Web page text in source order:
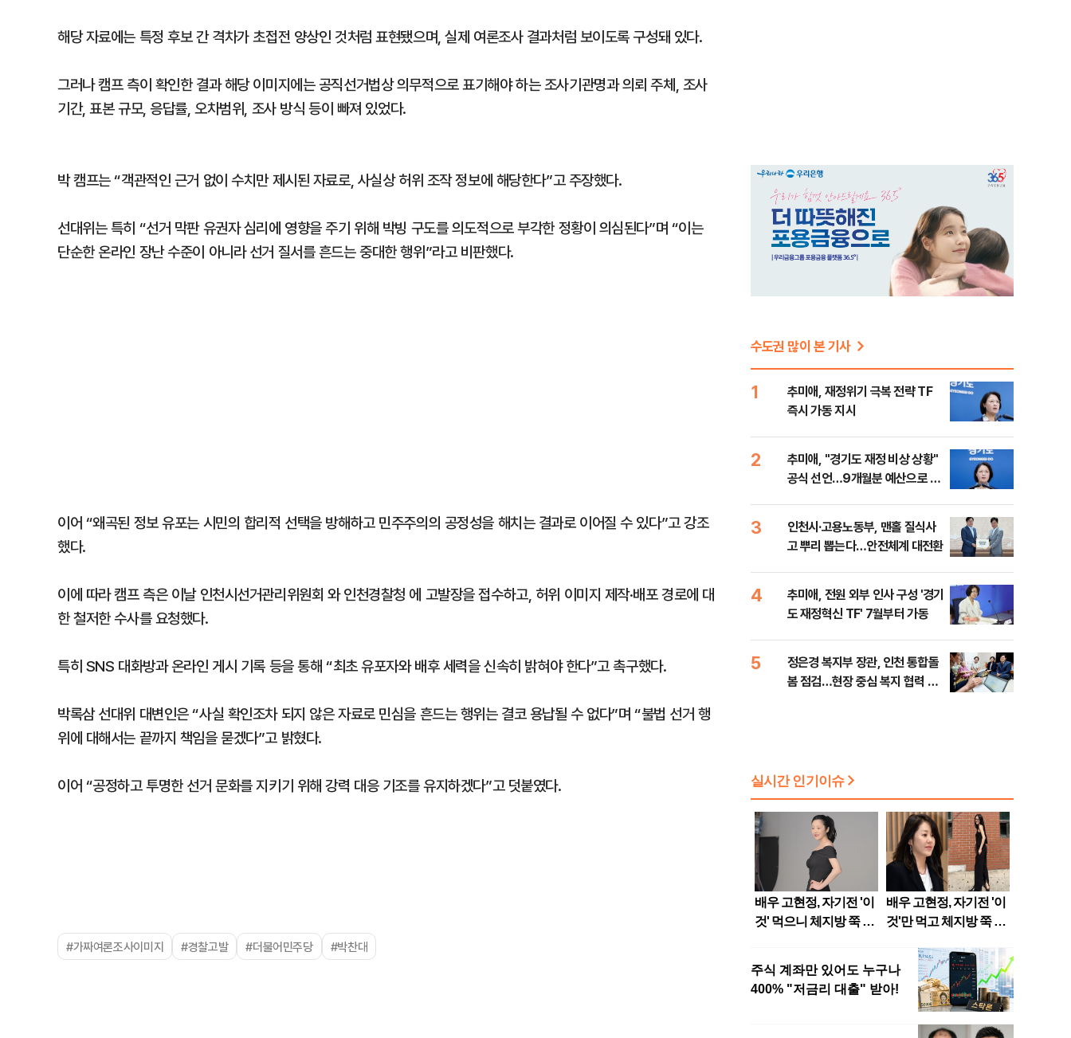
해당 자료에는 특정 후보 간 격차가 초접전 양상인 것처럼 표현됐으며, 실제 여론조사 결과처럼 보이도록 구성돼 있다.
그러나 캠프 측이 확인한 결과 해당 이미지에는 공직선거법상 의무적으로 표기해야 하는 조사기관명과 의뢰 주체, 조사
기간, 표본 규모, 응답률, 오차범위, 조사 방식 등이 빠져 있었다.
박 캠프는 “객관적인 근거 없이 수치만 제시된 자료로, 사실상 허위 조작 정보에 해당한다”고 주장했다.
선대위는 특히 “선거 막판 유권자 심리에 영향을 주기 위해 박빙 구도를 의도적으로 부각한 정황이 의심된다”며 “이는
단순한 온라인 장난 수준이 아니라 선거 질서를 흔드는 중대한 행위”라고 비판했다.
이어 “왜곡된 정보 유포는 시민의 합리적 선택을 방해하고 민주주의의 공정성을 해치는 결과로 이어질 수 있다”고 강조
했다.
이에 따라 캠프 측은 이날 인천시선거관리위원회 와 인천경찰청 에 고발장을 접수하고, 허위 이미지 제작·배포 경로에 대
한 철저한 수사를 요청했다.
특히 SNS 대화방과 온라인 게시 기록 등을 통해 “최초 유포자와 배후 세력을 신속히 밝혀야 한다”고 촉구했다.
박록삼 선대위 대변인은 “사실 확인조차 되지 않은 자료로 민심을 흔드는 행위는 결코 용납될 수 없다”며 “불법 선거 행
위에 대해서는 끝까지 책임을 묻겠다”고 밝혔다.
이어 “공정하고 투명한 선거 문화를 지키기 위해 강력 대응 기조를 유지하겠다”고 덧붙였다.
#가짜여론조사이미지 #경찰고발 #더불어민주당 #박찬대
수도권 많이 본 기사
1
추미애, 재정위기 극복 전략 TF
즉시 가동 지시
2
추미애, "경기도 재정 비상 상황"
공식 선언…9개월분 예산으로 민
3
인천시·고용노동부, 맨홀 질식사
고 뿌리 뽑는다…안전체계 대전환
4
추미애, 전원 외부 인사 구성 '경기
도 재정혁신 TF' 7월부터 가동
5
정은경 복지부 장관, 인천 통합돌
봄 점검…현장 중심 복지 협력 강